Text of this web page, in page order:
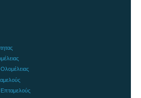
Ολομέλειας
Επταμελούς